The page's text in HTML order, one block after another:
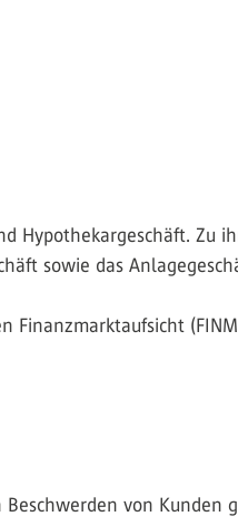
Hypothekargeschäft. Zu
sowie das
von Kunden